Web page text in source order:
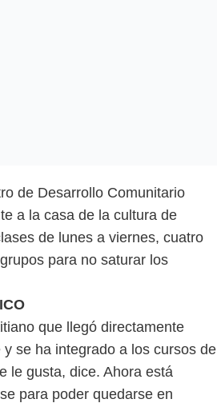
de Desarrollo Comunitario
a la casa de la cultura de
de lunes a viernes, cuatro
para no saturar los
que llegó directamente
se ha integrado a los cursos de
le gusta, dice. Ahora está
para poder quedarse en